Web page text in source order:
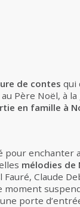
de contes qui
Père Noël, à
en famille à
pour enchanter
mélodies de
Claude
moment
porte